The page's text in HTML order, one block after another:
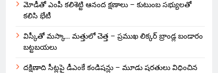
మోడీతో ఎంపీ కలిశెట్టి ఆనంద క్షణాలు – కుటుంబ సభ్యులతో
కలిసి భేటీ
విస్కీతో మస్కా… మత్తులో చెత్త – ప్రముఖ లిక్కర్ బ్రాండ్ల బండారం
బట్టబయలు
దక్షిణాది సీట్లపై డీఎంకే కండిషన్లు – మూడు షరతులు విధించిన